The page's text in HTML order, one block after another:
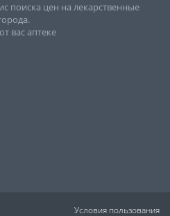
поиска цен на лекарственные
вас аптеке
Условия пользования